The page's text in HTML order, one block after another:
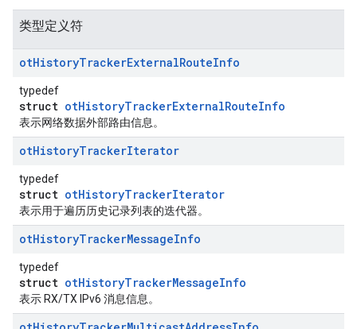
类型定义符
otHistoryTrackerExternalRouteInfo
typedef
struct otHistoryTrackerExternalRouteInfo
表示网络数据外部路由信息。
otHistoryTrackerIterator
typedef
struct otHistoryTrackerIterator
表示用于遍历历史记录列表的迭代器。
otHistoryTrackerMessageInfo
typedef
struct otHistoryTrackerMessageInfo
表示 RX/TX IPv6 消息信息。